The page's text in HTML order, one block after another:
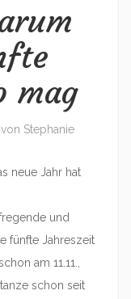
mag
von Stephanie
neue Jahr hat
und
fünfte Jahreszeit
am 11.11.,
schon seit